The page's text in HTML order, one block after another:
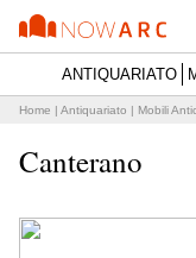
ANTIQUARIATO
Home | Antiquariato | Mobili
Canterano